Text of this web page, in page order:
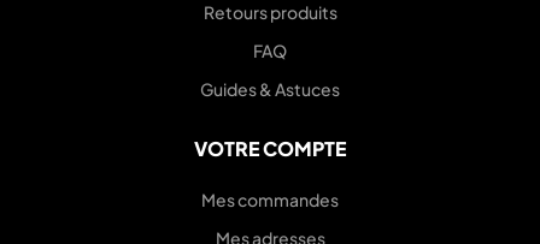
Retours produits
FAQ
Guides & Astuces
VOTRE COMPTE
Mes commandes
Mes adresses